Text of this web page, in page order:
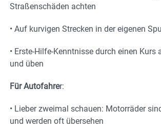
Straßenschäden achten
• Auf kurvigen Strecken in der eigenen
• Erste-Hilfe-Kenntnisse durch einen Kurs
und üben
Für Autofahrer:
• Lieber zweimal schauen: Motorräder
und werden oft übersehen